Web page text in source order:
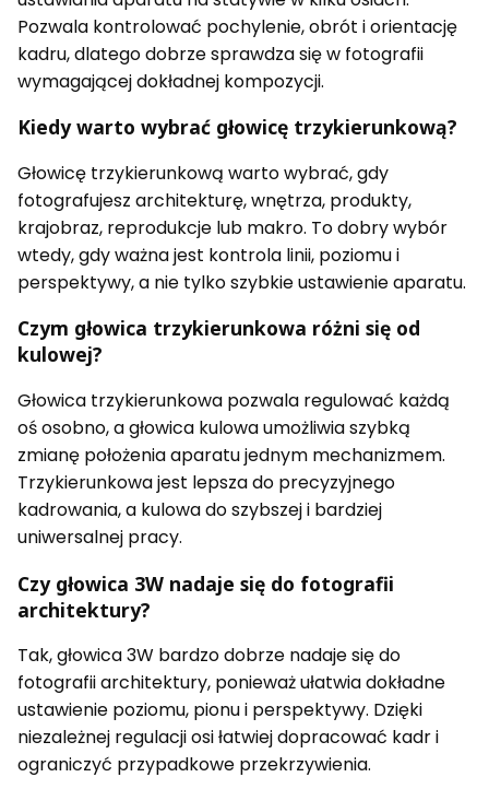
Pozwala kontrolować pochylenie, obrót i orientację
kadru, dlatego dobrze sprawdza się w fotografii
wymagającej dokładnej kompozycji.
Kiedy warto wybrać głowicę trzykierunkową?
Głowicę trzykierunkową warto wybrać, gdy
fotografujesz architekturę, wnętrza, produkty,
krajobraz, reprodukcje lub makro. To dobry wybór
wtedy, gdy ważna jest kontrola linii, poziomu i
perspektywy, a nie tylko szybkie ustawienie aparatu.
Czym głowica trzykierunkowa różni się od
kulowej?
Głowica trzykierunkowa pozwala regulować każdą
oś osobno, a głowica kulowa umożliwia szybką
zmianę położenia aparatu jednym mechanizmem.
Trzykierunkowa jest lepsza do precyzyjnego
kadrowania, a kulowa do szybszej i bardziej
uniwersalnej pracy.
Czy głowica 3W nadaje się do fotografii
architektury?
Tak, głowica 3W bardzo dobrze nadaje się do
fotografii architektury, ponieważ ułatwia dokładne
ustawienie poziomu, pionu i perspektywy. Dzięki
niezależnej regulacji osi łatwiej dopracować kadr i
ograniczyć przypadkowe przekrzywienia.